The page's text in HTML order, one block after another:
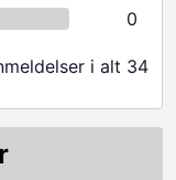
0
i alt 34